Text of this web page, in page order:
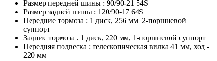
Размер передней шины : 90/90-21 54S
Размер задней шины : 120/90-17 64S
Передние тормоза : 1 диск, 256 мм, 2-поршневой
суппорт
Задние тормоза : 1 диск, 220 мм, 1-поршневой суппорт
Передняя подвеска : телескопическая вилка 41 мм, ход -
220 мм